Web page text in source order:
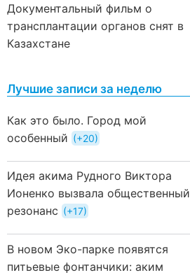
Документальный фильм о
трансплантации органов снят в
Казахстане
Лучшие записи за неделю
Как это было. Город мой
особенный
+20
Идея акима Рудного Виктора
Ионенко вызвала общественный
резонанс
+17
В новом Эко-парке появятся
питьевые фонтанчики: аким